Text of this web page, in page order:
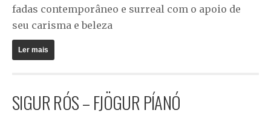
fadas contemporâneo e surreal com o apoio de
seu carisma e beleza
Ler mais
SIGUR RÓS – FJÖGUR PÍANÓ